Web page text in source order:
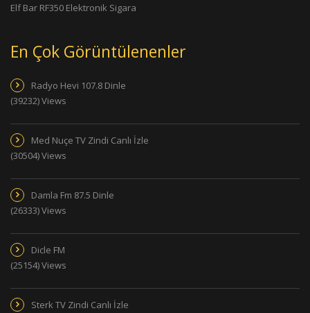
Elf Bar RF350 Elektronik Sigara
En Çok Görüntülenenler
Radyo Hevi 107.8 Dinle
(39232) Views
Med Nuçe TV Zindi Canlı İzle
(30504) Views
Damla Fm 87.5 Dinle
(26333) Views
Dicle FM
(25154) Views
Sterk TV Zindi Canlı İzle